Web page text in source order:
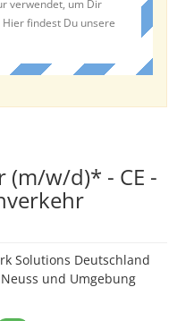
verwendet, um Dir
findest Du unsere
(m/w/d)* - CE -
Solutions Deutschland
und Umgebung